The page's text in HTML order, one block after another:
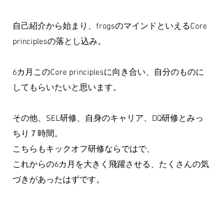
自己紹介から始まり、frogsのマインドといえるCore
principlesの落とし込み。
6カ月このCore principlesに向き合い、自分のものに
してもらいたいと思います。
その他、SEL研修、自身のキャリア、DQ研修とみっ
ちり７時間。
こちらもキックオフ研修ならではで、
これからの6カ月を大きく飛躍させる、たくさんの気
づきがあったはずです。